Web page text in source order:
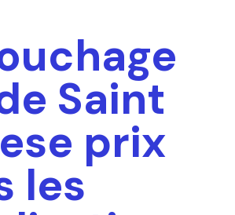
Saint
prix
les